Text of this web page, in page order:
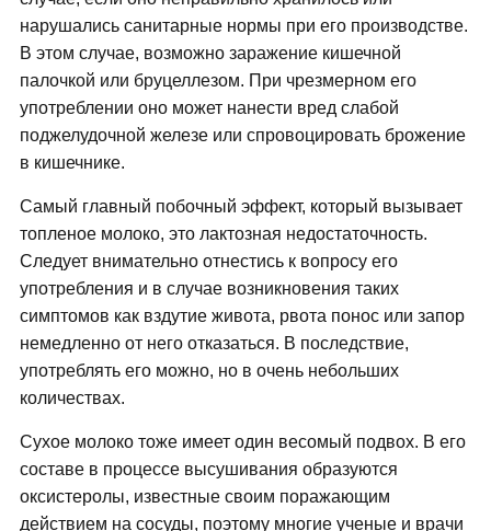
нарушались санитарные нормы при его производстве.
В этом случае, возможно заражение кишечной
палочкой или бруцеллезом. При чрезмерном его
употреблении оно может нанести вред слабой
поджелудочной железе или спровоцировать брожение
в кишечнике.
Самый главный побочный эффект, который вызывает
топленое молоко, это лактозная недостаточность.
Следует внимательно отнестись к вопросу его
употребления и в случае возникновения таких
симптомов как вздутие живота, рвота понос или запор
немедленно от него отказаться. В последствие,
употреблять его можно, но в очень небольших
количествах.
Сухое молоко тоже имеет один весомый подвох. В его
составе в процессе высушивания образуются
оксистеролы, известные своим поражающим
действием на сосуды, поэтому многие ученые и врачи